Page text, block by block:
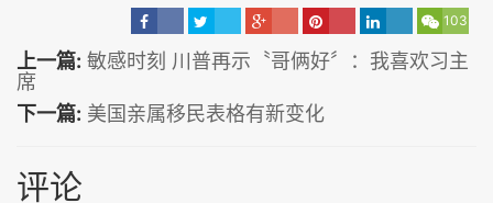
103
上一篇: 敏感时刻 川普再示〝哥俩好〞：我喜欢习主
席
下一篇: 美国亲属移民表格有新变化
评论